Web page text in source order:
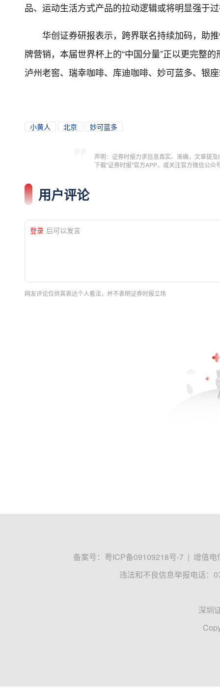
品、运动生活方式产品的拉动逻辑或将明显强于
华创证券研报表示，跨界联名持续加码，助
牌营销，本届世界杯上的“中国分量”正以更完整
泸州老窖、瑞幸咖啡、库迪咖啡、妙可蓝多、银
小黄人 北京 妙可蓝多
声明：证券时报力求信息真实、准确，文章提
下载"证券时报"官方APP，或关注官方微信公
用户评论
登录 后可以发言
网友评论仅供其表达个人看法，并不表明证券时报立场
备案号： 粤ICP备09109218号-7 | 增值电
违法和不良信息举报电话：
深圳